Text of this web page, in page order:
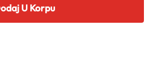
U Korpu